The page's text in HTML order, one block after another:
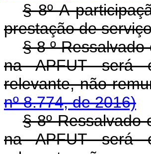
§ 8º A
prestação de
§ 8 º
na APFUT será
relevante, não
nº 8.774, de 2016)
§ 8º Ressalvado
na APFUT será